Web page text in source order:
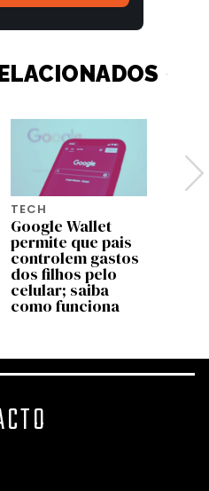
TECH
Google Wallet
permite que pais
controlem gastos
dos filhos pelo
celular; saiba
como funciona